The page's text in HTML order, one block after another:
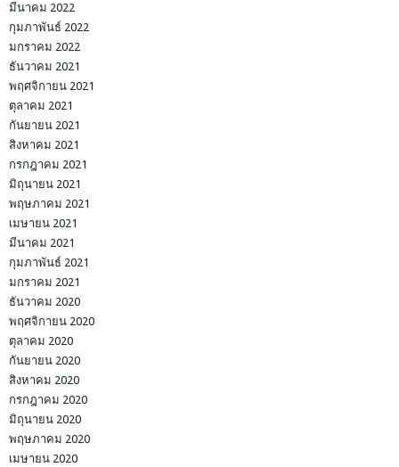
มีนาคม 2022
กุมภาพันธ์ 2022
มกราคม 2022
ธันวาคม 2021
พฤศจิกายน 2021
ตุลาคม 2021
กันยายน 2021
สิงหาคม 2021
กรกฎาคม 2021
มิถุนายน 2021
พฤษภาคม 2021
เมษายน 2021
มีนาคม 2021
กุมภาพันธ์ 2021
มกราคม 2021
ธันวาคม 2020
พฤศจิกายน 2020
ตุลาคม 2020
กันยายน 2020
สิงหาคม 2020
กรกฎาคม 2020
มิถุนายน 2020
พฤษภาคม 2020
เมษายน 2020